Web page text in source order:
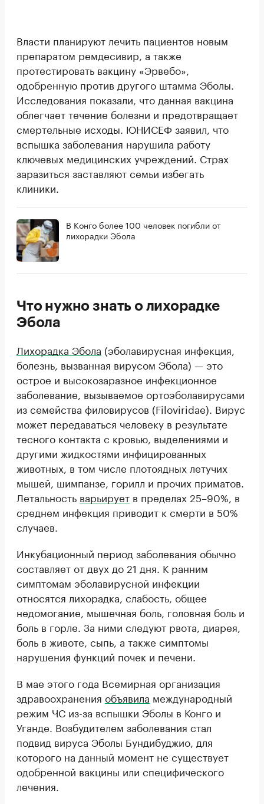
Власти планируют лечить пациентов новым
препаратом ремдесивир, а также
протестировать вакцину «Эрвебо»,
одобренную против другого штамма Эболы.
Исследования показали, что данная вакцина
облегчает течение болезни и предотвращает
смертельные исходы. ЮНИСЕФ заявил, что
вспышка заболевания нарушила работу
ключевых медицинских учреждений. Страх
заразиться заставляют семьи избегать
клиники.
В Конго более 100 человек погибли от
лихорадки Эбола
Что нужно знать о лихорадке
Эбола
Лихорадка Эбола (эболавирусная инфекция,
болезнь, вызванная вирусом Эбола) — это
острое и высокозаразное инфекционное
заболевание, вызываемое ортоэболавирусами
из семейства филовирусов (Filoviridae). Вирус
может передаваться человеку в результате
тесного контакта с кровью, выделениями и
другими жидкостями инфицированных
животных, в том числе плотоядных летучих
мышей, шимпанзе, горилл и прочих приматов.
Летальность варьирует в пределах 25–90%, в
среднем инфекция приводит к смерти в 50%
случаев.
Инкубационный период заболевания обычно
составляет от двух до 21 дня. К ранним
симптомам эболавирусной инфекции
относятся лихорадка, слабость, общее
недомогание, мышечная боль, головная боль и
боль в горле. За ними следуют рвота, диарея,
боль в животе, сыпь, а также симптомы
нарушения функций почек и печени.
В мае этого года Всемирная организация
здравоохранения объявила международный
режим ЧС из-за вспышки Эболы в Конго и
Уганде. Возбудителем заболевания стал
подвид вируса Эболы Бундибуджио, для
которого на данный момент не существует
одобренной вакцины или специфического
лечения.